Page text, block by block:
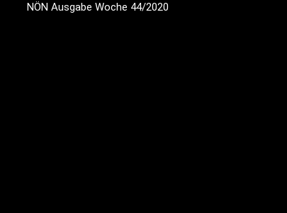
NÖN Ausgabe Woche 44/2020